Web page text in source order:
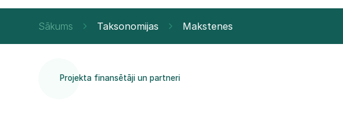
Sākums Taksonomijas Makstenes
Projekta finansētāji un partneri